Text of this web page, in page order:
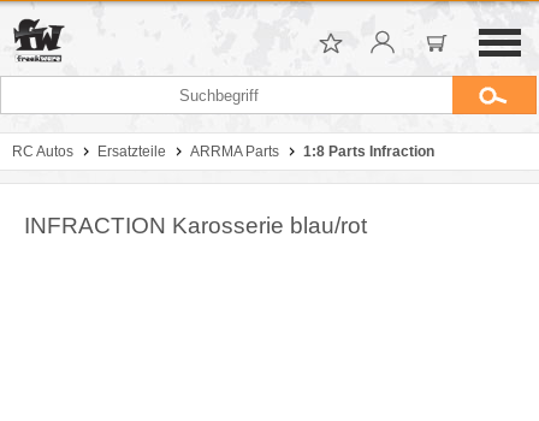
RC Autos Ersatzteile ARRMA Parts 1:8 Parts Infraction
INFRACTION Karosserie blau/rot